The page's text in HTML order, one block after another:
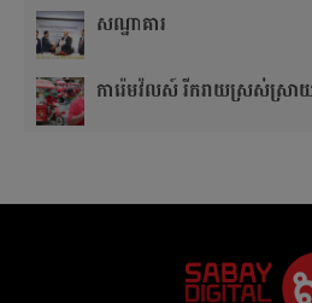
សណ្ឋាគារ
ការ៉េមវ៉លស៍ រីករាយស្រស់ស្រ